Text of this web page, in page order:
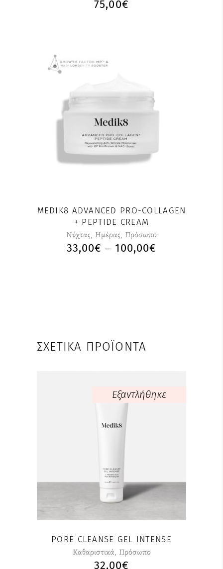
75,00€
MEDIK8 ADVANCED PRO-COLLAGEN
+ PEPTIDE CREAM
Nύχτας, Ημέρας, Πρόσωπο
33,00€ – 100,00€
ΣΧΕΤΙΚΆ ΠΡΟΪΌΝΤΑ
Εξαντλήθηκε
PORE CLEANSE GEL INTENSE
Καθαριστικά, Πρόσωπο
32,00€